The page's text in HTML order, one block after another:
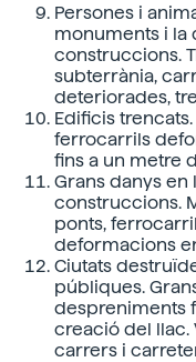
Persones i
monuments i la
construccions.
subterrània,
deteriorades,
Edificis
ferrocarrils
fins a un metre
Grans danys
construccions.
ponts,
deformacions
Ciutats
públiques.
despreniments
creació del llac.
carrers i